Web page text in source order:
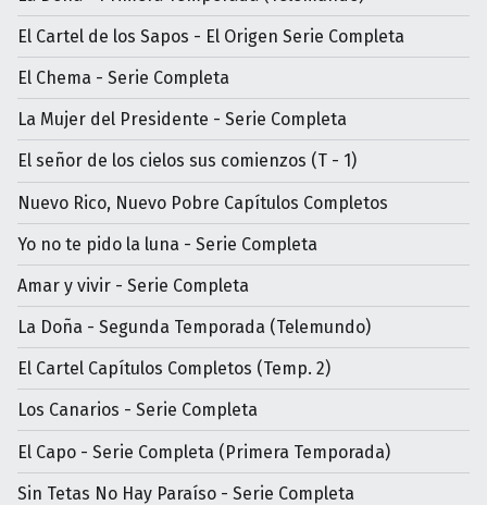
El Cartel de los Sapos - El Origen Serie Completa
El Chema - Serie Completa
La Mujer del Presidente - Serie Completa
El señor de los cielos sus comienzos (T - 1)
Nuevo Rico, Nuevo Pobre Capítulos Completos
Yo no te pido la luna - Serie Completa
Amar y vivir - Serie Completa
La Doña - Segunda Temporada (Telemundo)
El Cartel Capítulos Completos (Temp. 2)
Los Canarios - Serie Completa
El Capo - Serie Completa (Primera Temporada)
Sin Tetas No Hay Paraíso - Serie Completa